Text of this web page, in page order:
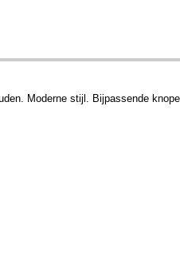
Moderne stijl. Bijpassende